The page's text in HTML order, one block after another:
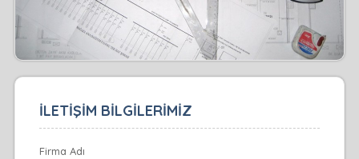
İLETİŞİM BİLGİLERİMİZ
Firma Adı